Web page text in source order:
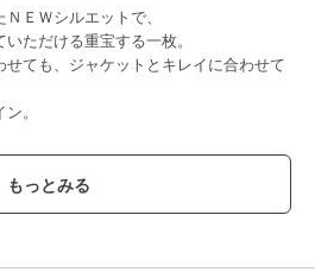
ＥＷシルエットで、
ただける重宝する一枚。
せても、ジャケットとキレイに合わせて
。
快適な着心地